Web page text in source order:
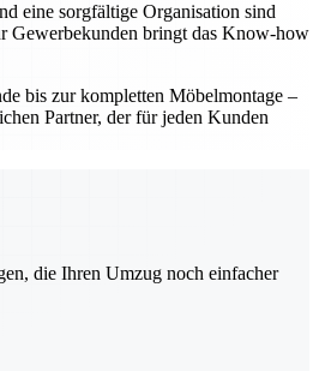
eine sorgfältige Organisation sind
Gewerbekunden bringt das Know-how
bis zur kompletten Möbelmontage –
Partner, der für jeden Kunden
die Ihren Umzug noch einfacher